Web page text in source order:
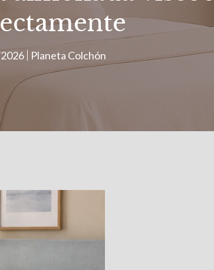
Planeta Colchón